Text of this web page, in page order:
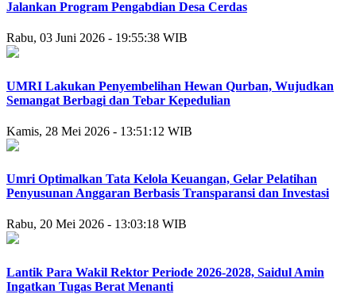
Jalankan Program Pengabdian Desa Cerdas
Rabu, 03 Juni 2026 - 19:55:38 WIB
UMRI Lakukan Penyembelihan Hewan Qurban, Wujudkan
Semangat Berbagi dan Tebar Kepedulian
Kamis, 28 Mei 2026 - 13:51:12 WIB
Umri Optimalkan Tata Kelola Keuangan, Gelar Pelatihan
Penyusunan Anggaran Berbasis Transparansi dan Investasi
Rabu, 20 Mei 2026 - 13:03:18 WIB
Lantik Para Wakil Rektor Periode 2026-2028, Saidul Amin
Ingatkan Tugas Berat Menanti